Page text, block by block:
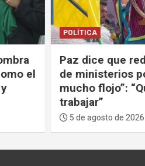
a
POLÍTICA
Ministro
otras
sector
5 de agosto de